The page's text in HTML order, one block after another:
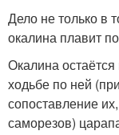
Дело не только в
окалина плавит
Окалина
ходьбе по ней
сопоставление
саморезов)